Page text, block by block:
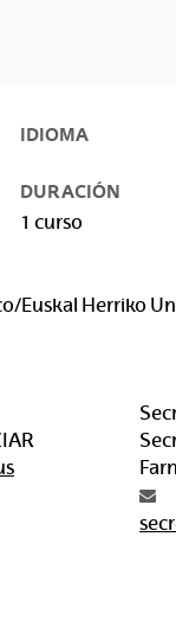
IDIOMA
DURACIÓN
1 curso
Euskal Herriko